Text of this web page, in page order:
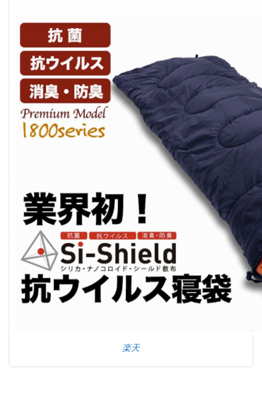
楽天